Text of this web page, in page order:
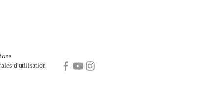
d'utilisation